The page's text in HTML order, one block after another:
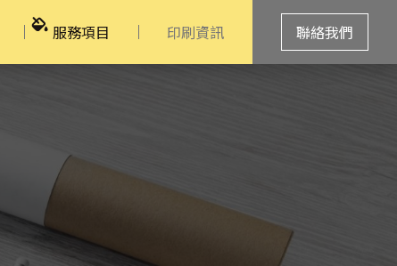
服務項目 印刷資訊 聯絡我們